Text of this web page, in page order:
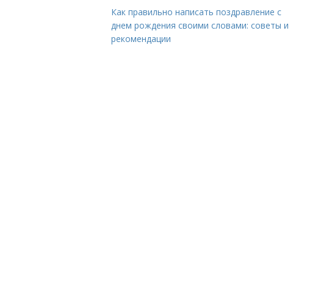
Как правильно написать поздравление с
днем рождения своими словами: советы и
рекомендации